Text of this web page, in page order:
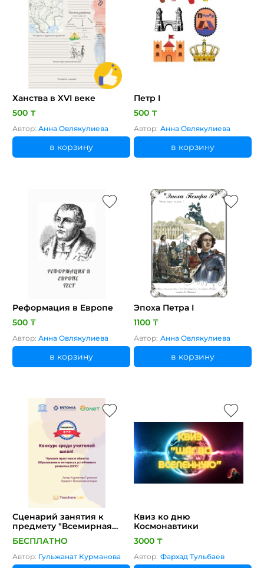
Ханства в XVI веке
500 ₸
Автор: Анна Овлякулиева
в корзину
Петр I
500 ₸
Автор: Анна Овлякулиева
в корзину
Реформация в Европе
500 ₸
Автор: Анна Овлякулиева
в корзину
Эпоха Петра I
1100 ₸
Автор: Анна Овлякулиева
в корзину
Сценарий занятия к
предмету "Всемирная
история", 10 класс. Тема:
"Почему началась
холодная война?"
БЕСПЛАТНО
Автор: Гульжанат Курманова
Квиз ко дню
Космонавтики
3000 ₸
Автор: Фархад Тульбаев